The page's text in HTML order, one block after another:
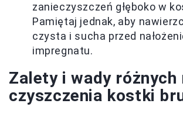
zanieczyszczeń głęboko w
Pamiętaj jednak, aby
czysta i sucha przed
impregnatu.
Zalety i wady różnych
czyszczenia kostki